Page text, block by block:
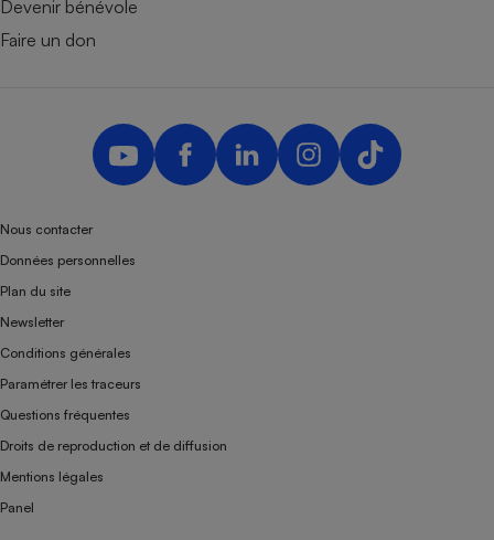
Devenir bénévole
Faire un don
Nous contacter
Données personnelles
Plan du site
Newsletter
Conditions générales
Paramétrer les traceurs
Questions fréquentes
Droits de reproduction et de diffusion
Mentions légales
Panel